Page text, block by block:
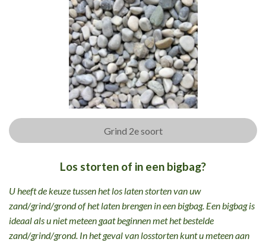
Grind 2e soort
Los storten of in een bigbag?
U heeft de keuze tussen het los laten storten van uw
zand/grind/grond of het laten brengen in een bigbag. Een bigbag is
ideaal als u niet meteen gaat beginnen met het bestelde
zand/grind/grond. In het geval van losstorten kunt u meteen aan